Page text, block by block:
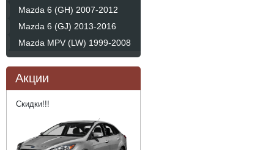
Mazda 6 (GH) 2007-2012
Mazda 6 (GJ) 2013-2016
Mazda MPV (LW) 1999-2008
Акции
Скидки!!!